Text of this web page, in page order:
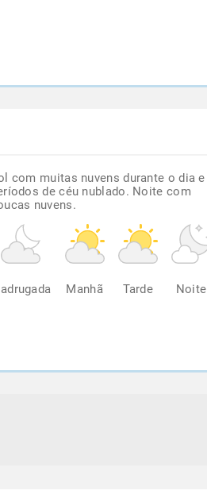
com muitas nuvens durante o dia e
de céu nublado. Noite com
nuvens.
Manhã Tarde Noite